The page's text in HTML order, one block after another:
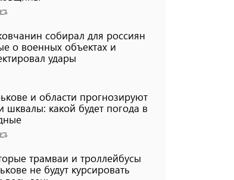
собирал для россиян
о военных объектах и
удары
и области прогнозируют
шквалы: какой будет погода в
трамваи и троллейбусы
не будут курсировать